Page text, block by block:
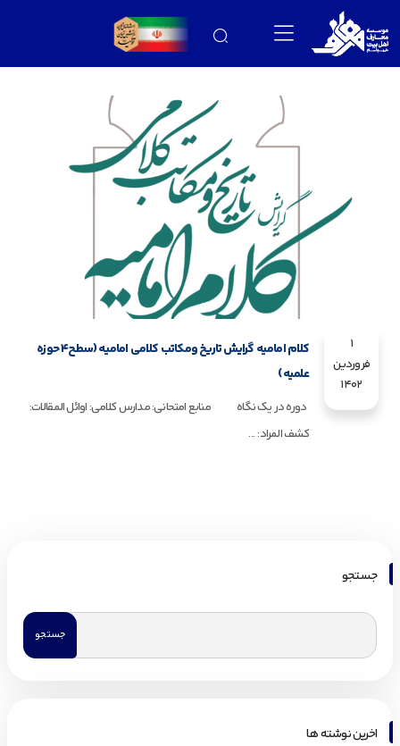
1
فروردین
1402
کلام امامیه گرایش تاریخ ومکاتب کلامی امامیه (سطح۴ حوزه
علمیه)
دوره در یک نگاه منابع امتحانی: مدارس کلامی: اوائل المقالات:
کشف المراد: ...
جستجو
اخرین نوشته ها